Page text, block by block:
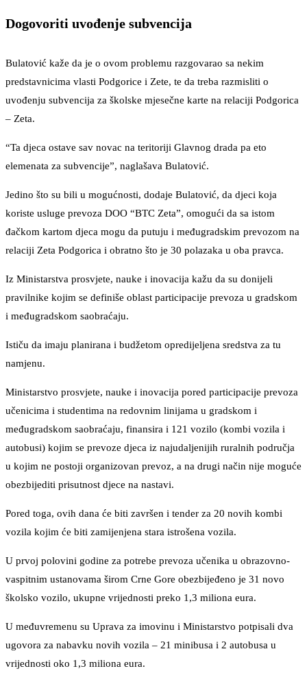
Dogovoriti uvođenje subvencija
Bulatović kaže da je o ovom problemu razgovarao sa nekim
predstavnicima vlasti Podgorice i Zete, te da treba razmisliti o
uvođenju subvencija za školske mjesečne karte na relaciji Podgorica
– Zeta.
“Ta djeca ostave sav novac na teritoriji Glavnog drada pa eto
elemenata za subvencije”, naglašava Bulatović.
Jedino što su bili u mogućnosti, dodaje Bulatović, da djeci koja
koriste usluge prevoza DOO “BTC Zeta”, omogući da sa istom
đačkom kartom djeca mogu da putuju i međugradskim prevozom na
relaciji Zeta Podgorica i obratno što je 30 polazaka u oba pravca.
Iz Ministarstva prosvjete, nauke i inovacija kažu da su donijeli
pravilnike kojim se definiše oblast participacije prevoza u gradskom
i međugradskom saobraćaju.
Ističu da imaju planirana i budžetom opredijeljena sredstva za tu
namjenu.
Ministarstvo prosvjete, nauke i inovacija pored participacije prevoza
učenicima i studentima na redovnim linijama u gradskom i
međugradskom saobraćaju, finansira i 121 vozilo (kombi vozila i
autobusi) kojim se prevoze djeca iz najudaljenijih ruralnih područja
u kojim ne postoji organizovan prevoz, a na drugi način nije moguće
obezbijediti prisutnost djece na nastavi.
Pored toga, ovih dana će biti završen i tender za 20 novih kombi
vozila kojim će biti zamijenjena stara istrošena vozila.
U prvoj polovini godine za potrebe prevoza učenika u obrazovno-
vaspitnim ustanovama širom Crne Gore obezbijeđeno je 31 novo
školsko vozilo, ukupne vrijednosti preko 1,3 miliona eura.
U međuvremenu su Uprava za imovinu i Ministarstvo potpisali dva
ugovora za nabavku novih vozila – 21 minibusa i 2 autobusa u
vrijednosti oko 1,3 miliona eura.